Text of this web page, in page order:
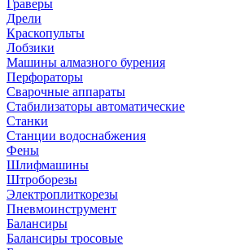
Граверы
Дрели
Краскопульты
Лобзики
Машины алмазного бурения
Перфораторы
Сварочные аппараты
Стабилизаторы автоматические
Станки
Станции водоснабжения
Фены
Шлифмашины
Штроборезы
Электроплиткорезы
Пневмоинструмент
Балансиры
Балансиры тросовые